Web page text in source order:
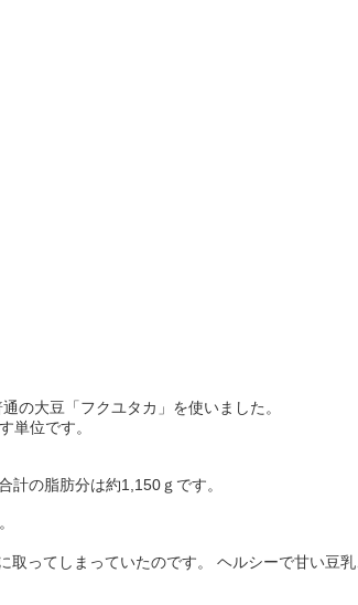
の大豆「フクユタカ」を使いました。
単位です。
計の脂肪分は約1,150ｇです。
ってしまっていたのです。 ヘルシーで甘い豆乳